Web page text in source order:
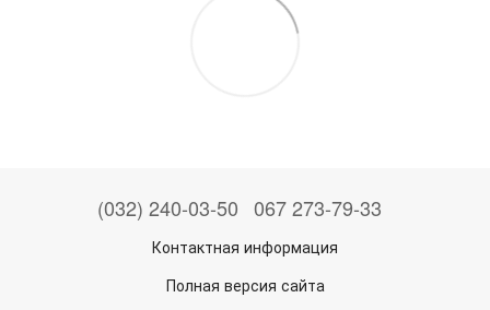
(032) 240-03-50 067 273-79-33
Контактная информация
Полная версия сайта